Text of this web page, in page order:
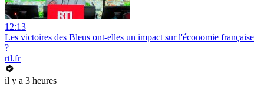
12:13
Les victoires des Bleus ont-elles un impact sur l'économie française
?
rtl.fr
il y a 3 heures